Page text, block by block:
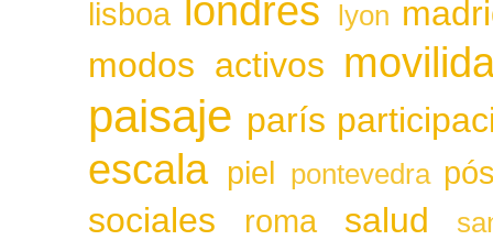
lisboa londres lyon
modos activos
paisaje parís
escala piel pontevedra
sociales roma salud